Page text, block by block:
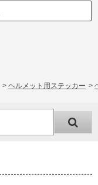
> ヘルメット用ステッカー >